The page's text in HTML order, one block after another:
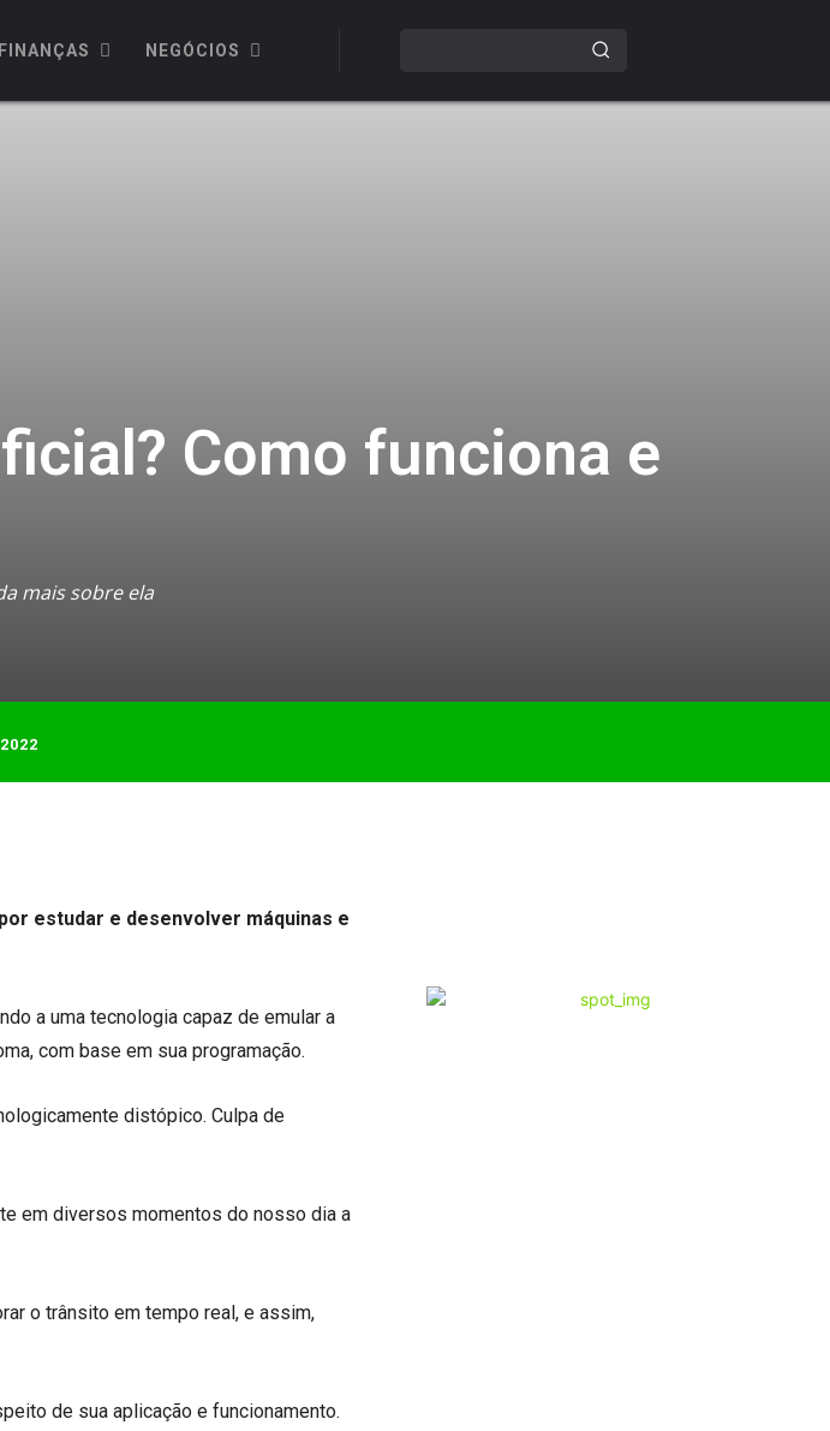
FINANÇAS NEGÓCIOS
Como funciona e
mais sobre ela
estudar e desenvolver máquinas e
a uma tecnologia capaz de emular a
com base em sua programação.
distópico. Culpa de
em diversos momentos do nosso dia a
o trânsito em tempo real, e assim,
de sua aplicação e funcionamento.